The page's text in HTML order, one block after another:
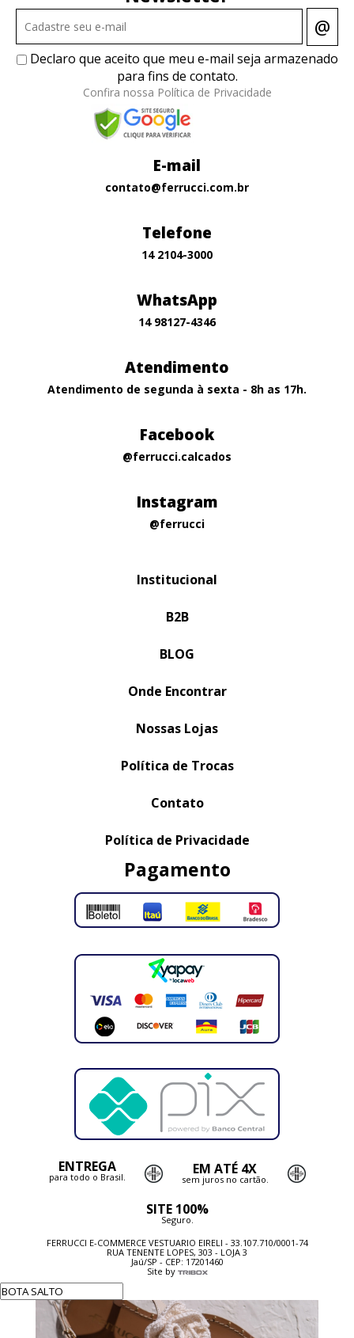
@
Declaro que aceito que meu e-mail seja armazenado
para fins de contato.
Confira nossa Política de Privacidade
E-mail
contato@ferrucci.com.br
Telefone
14 2104-3000
WhatsApp
14 98127-4346
Atendimento
Atendimento de segunda à sexta - 8h as 17h.
Facebook
@ferrucci.calcados
Instagram
@ferrucci
Institucional
B2B
BLOG
Onde Encontrar
Nossas Lojas
Política de Trocas
Contato
Política de Privacidade
Pagamento
ENTREGA
para todo o Brasil. EM ATÉ 4X
sem juros no cartão.
SITE 100%
Seguro.
FERRUCCI E-COMMERCE VESTUARIO EIRELI - 33.107.710/0001-74
RUA TENENTE LOPES, 303 - LOJA 3
Jaú/SP - CEP: 17201460
Site by